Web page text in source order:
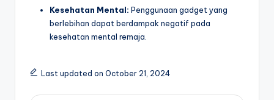
Kesehatan Mental: Penggunaan gadget yang
berlebihan dapat berdampak negatif pada
kesehatan mental remaja.
Last updated on October 21, 2024